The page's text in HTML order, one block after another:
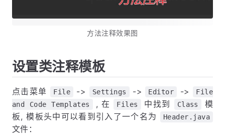
方法注释效果图
设置类注释模板
点击菜单 File -> Settings -> Editor ->
File
and Code Templates
, 在 Files 中找到 Class
模
板, 模板头中可以看到引入了一个名为
Header.java
文件：